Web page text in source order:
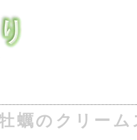
蠣のクリーム